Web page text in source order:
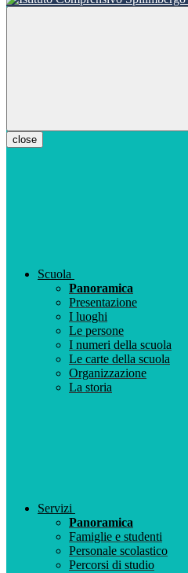
close
Scuola
Panoramica
Presentazione
I luoghi
Le persone
I numeri della scuola
Le carte della scuola
Organizzazione
La storia
Servizi
Panoramica
Famiglie e studenti
Personale scolastico
Percorsi di studio